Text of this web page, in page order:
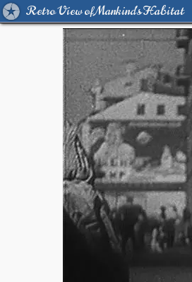
Retro View of Mankind's Habitat